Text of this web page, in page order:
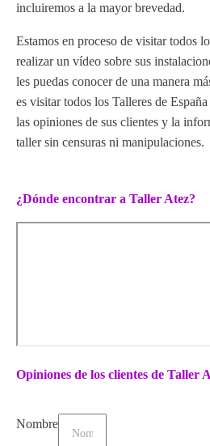
incluiremos a la mayor brevedad.
Estamos en proceso de visitar todos
realizar un vídeo sobre sus
les puedas conocer de una manera
es visitar todos los Talleres de
las opiniones de sus clientes y la
taller sin censuras ni manipulaciones.
¿Dónde encontrar a Taller Atez?
Opiniones de los clientes de Taller
Nombre